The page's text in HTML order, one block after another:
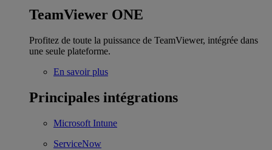
TeamViewer ONE
Profitez de toute la puissance de TeamViewer, intégrée dans
une seule plateforme.
En savoir plus
Principales intégrations
Microsoft Intune
ServiceNow